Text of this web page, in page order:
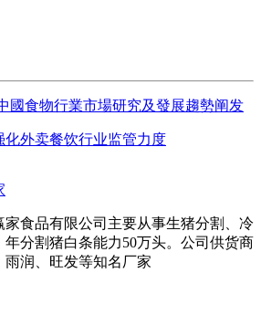
國食物行業市場研究及發展趨勢阐发
化外卖餐饮行业监管力度
家食品有限公司主要从事生猪分割、冷
分割猪白条能力50万头。公司供货商
润、旺发等知名厂家